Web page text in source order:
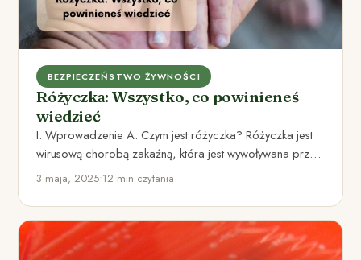
BEZPIECZEŃSTWO ŻYWNOŚCI
Różyczka: Wszystko, co powinieneś
wiedzieć
I. Wprowadzenie A. Czym jest różyczka? Różyczka jest
wirusową chorobą zakaźną, która jest wywoływana przez
wirusa różyczki. Charakteryzuje…
3 maja, 2025•12 min czytania